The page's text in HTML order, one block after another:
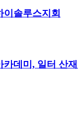
이솔루스지회
카데미, 일터 산